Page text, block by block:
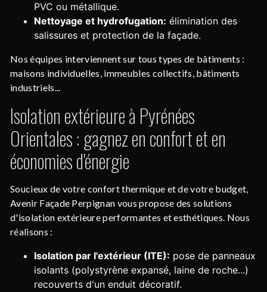
PVC ou métallique.
Nettoyage et hydrofugation: élimination des
salissures et protection de la façade.
Nos équipes interviennent sur tous types de bâtiments :
maisons individuelles, immeubles collectifs, bâtiments
industriels...
Isolation extérieure à Pyrénées
Orientales : gagnez en confort et en
économies d'énergie
Soucieux de votre confort thermique et de votre budget,
Avenir Façade Perpignan vous propose des solutions
d'isolation extérieure performantes et esthétiques. Nous
réalisons :
Isolation par l'extérieur (ITE): pose de panneaux
isolants (polystyrène expansé, laine de roche...)
recouverts d'un enduit décoratif.